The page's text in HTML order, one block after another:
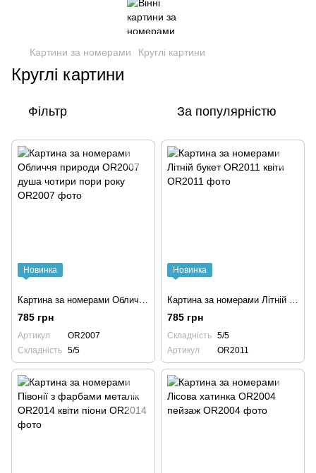
Картини за номерами Круглі картини
Круглі картини
Фільтр За популярністю
Новинка
Картина за номерами Обличчя природи OR2007 душа чотири пори року
785 грн
Артикул
OR2007
Складність 5/5
Новинка
Картина за номерами Літній букет OR2011 квіти
785 грн
Складність 5/5
Артикул
OR2011